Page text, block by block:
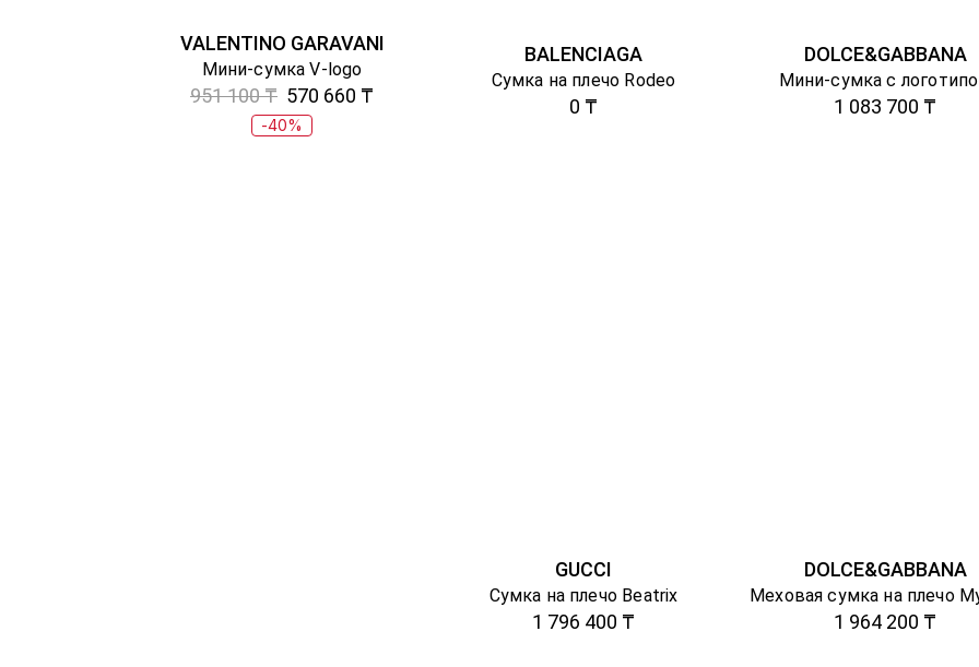
VALENTINO GARAVANI
Мини-сумка V-logo
951 100 ₸ 570 660 ₸
-40%
BALENCIAGA
Сумка на плечо Rodeo
0 ₸
DOLCE&GABBANA
Мини-сумка с
1 083 700 ₸
GUCCI
Сумка на плечо Beatrix
1 796 400 ₸
DOLCE&GABBANA
1 964 200 ₸